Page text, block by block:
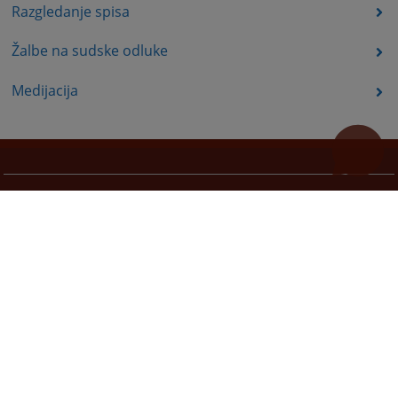
Razgledanje spisa
Žalbe na sudske odluke
Medijacija